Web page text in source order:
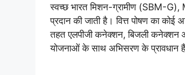
स्वच्छ भारत मिशन-ग्रामीण (SBM-G),
प्रदान की जाती है। वित्त पोषण का
तहत एलपीजी कनेक्शन, बिजली कनेक्शन
योजनाओं के साथ अभिसरण के प्रावधान